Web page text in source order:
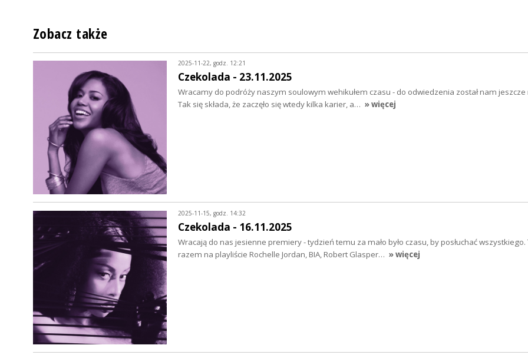
Zobacz także
2025-11-22, godz. 12:21
Czekolada - 23.11.2025
Wracamy do podróży naszym soulowym wehikułem czasu - do odwiedzenia został nam jeszcze
Tak się składa, że zaczęło się wtedy kilka karier, a… » więcej
2025-11-15, godz. 14:32
Czekolada - 16.11.2025
Wracają do nas jesienne premiery - tydzień temu za mało było czasu, by posłuchać wszystkiego.
razem na playliście Rochelle Jordan, BIA, Robert Glasper… » więcej